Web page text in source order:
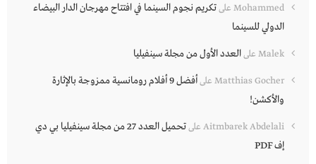
Mohammed علىتكريم نجوم السينما في افتتاح مهرجان الدار البيضاء
الدولي للسينما
Malek علىالعدد الأول من مجلة سينفيليا
Matthias Gocher على
أفضل 9 أفلام رومانسية ممزوجة بالإثارة
والأكشن!
Aitmbarek Abdelali على
تحميل العدد 27 من مجلة سينفيليا بي دي
إف PDF